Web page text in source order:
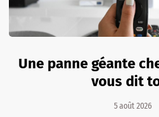
Une panne géante
vous dit
5 août 2026